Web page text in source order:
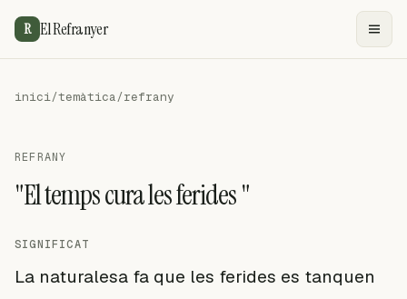
R El Refranyer
inici/temàtica/refrany
REFRANY
"El temps cura les ferides "
SIGNIFICAT
La naturalesa fa que les ferides es tanquen